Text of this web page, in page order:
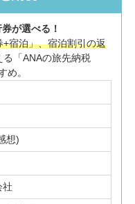
が選べる！
+宿泊」、宿泊割引の返
「ANAの旅先納税
め。
想)
社